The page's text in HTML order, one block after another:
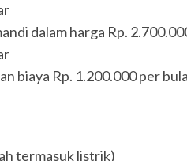
dalam harga Rp.
biaya Rp. 1.200.000 per
termasuk listrik)